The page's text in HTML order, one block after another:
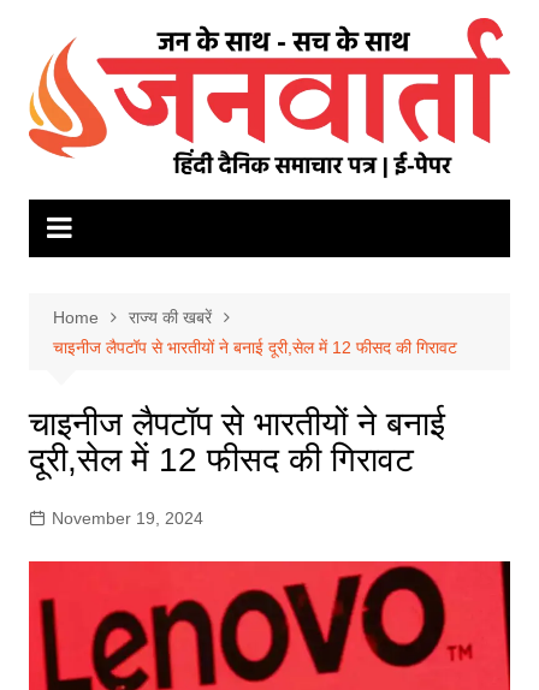
content
Home
राज्य की खबरें
चाइनीज लैपटॉप से भारतीयों ने बनाई दूरी,सेल में 12 फीसद की गिरावट
चाइनीज लैपटॉप से भारतीयों ने बनाई
दूरी,सेल में 12 फीसद की गिरावट
November 19, 2024